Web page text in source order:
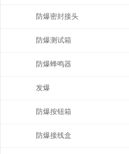
防爆密封接头
防爆测试箱
防爆蜂鸣器
发爆
防爆按钮箱
防爆接线盒